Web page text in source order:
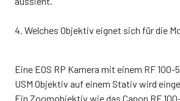
4. Welches Objektiv eignet sich für die
Eine EOS RP Kamera mit einem RF 100-
USM Objektiv auf einem Stativ wird
Ein Zoomobjektiv wie das Canon RF